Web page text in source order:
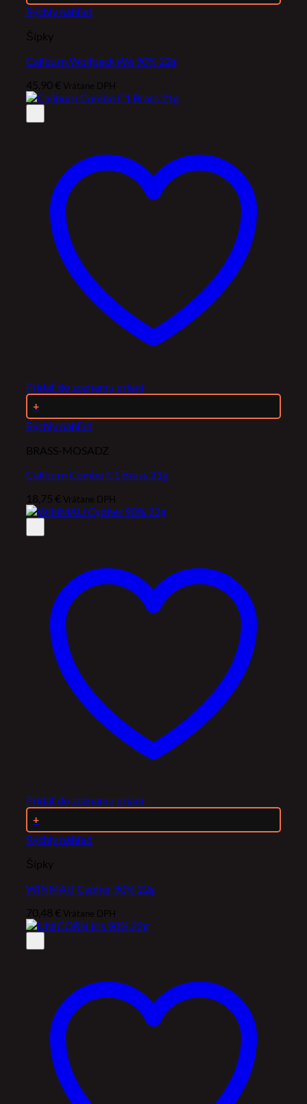
Rýchly náhľad
Šípky
Caliburn Wolfpack W6 90% 22g
45,90 € Vrátane DPH
Pridať do zoznamu prianí
+
Rýchly náhľad
BRASS-MOSADZ
Caliburn Combo C1 Brass 21g
18,75 € Vrátane DPH
Pridať do zoznamu prianí
+
Rýchly náhľad
Šípky
WINMAU Cypher 90% 22g
70,48 € Vrátane DPH